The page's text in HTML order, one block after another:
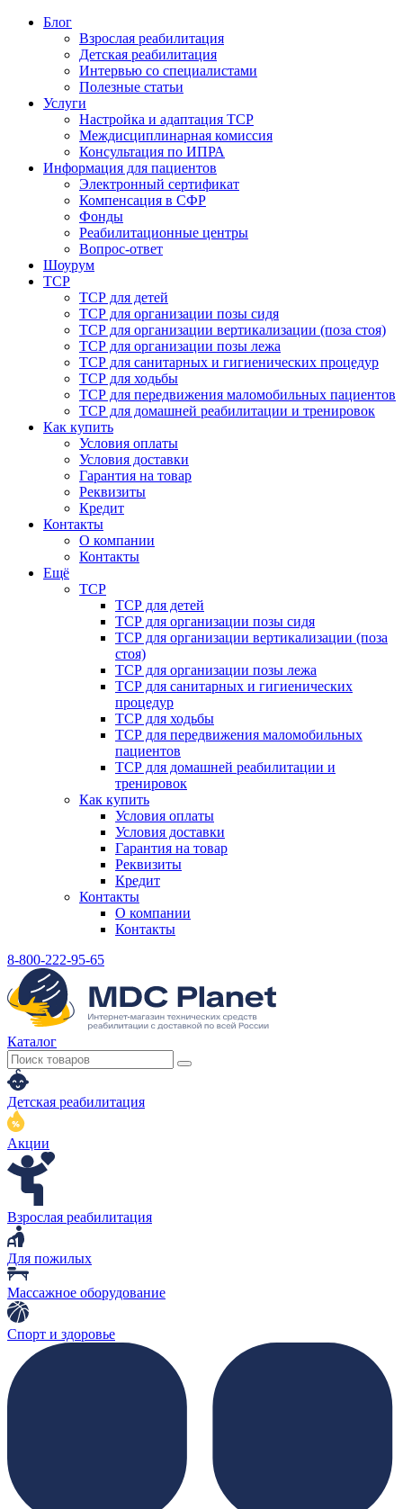
Блог
Взрослая реабилитация
Детская реабилитация
Интервью со специалистами
Полезные статьи
Услуги
Настройка и адаптация ТСР
Междисциплинарная комиссия
Консультация по ИПРА
Информация для пациентов
Электронный сертификат
Компенсация в СФР
Фонды
Реабилитационные центры
Вопрос-ответ
Шоурум
ТСР
ТСР для детей
ТСР для организации позы сидя
ТСР для организации вертикализации (поза стоя)
ТСР для организации позы лежа
ТСР для санитарных и гигиенических процедур
ТСР для ходьбы
ТСР для передвижения маломобильных пациентов
ТСР для домашней реабилитации и тренировок
Как купить
Условия оплаты
Условия доставки
Гарантия на товар
Реквизиты
Кредит
Контакты
О компании
Контакты
Ещё
ТСР
ТСР для детей
ТСР для организации позы сидя
ТСР для организации вертикализации (поза
стоя)
ТСР для организации позы лежа
ТСР для санитарных и гигиенических
процедур
ТСР для ходьбы
ТСР для передвижения маломобильных
пациентов
ТСР для домашней реабилитации и
тренировок
Как купить
Условия оплаты
Условия доставки
Гарантия на товар
Реквизиты
Кредит
Контакты
О компании
Контакты
8-800-222-95-65
Каталог
Детская реабилитация
Акции
Взрослая реабилитация
Для пожилых
Массажное оборудование
Спорт и здоровье